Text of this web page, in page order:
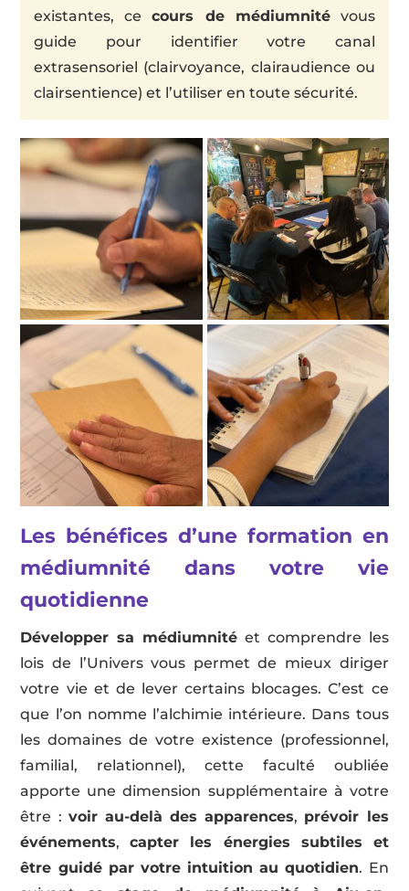
existantes, cecours de médiumnitévous
guide pour identifier votre canal
extrasensoriel (clairvoyance, clairaudience ou
clairsentience) et l’utiliser en toute sécurité.
Les bénéfices d’une formation en
médiumnité dans votre vie
quotidienne
Développer sa médiumnité et comprendre les
lois de l’Univers vous permet de mieux diriger
votre vie et de lever certains blocages. C’est ce
que l’on nomme l’alchimie intérieure. Dans tous
les domaines de votre existence (professionnel,
familial, relationnel), cette faculté oubliée
apporte une dimension supplémentaire à votre
être : voir au-delà des apparences, prévoir les
événements,capter les énergies subtiles et
être guidé par votre intuition au quotidien. En